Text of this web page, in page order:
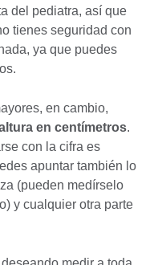
del pediatra, así que
tienes seguridad con
ya que puedes
en cambio,
en centímetros.
con la cifra es
apuntar también lo
(pueden medírselo
y cualquier otra parte